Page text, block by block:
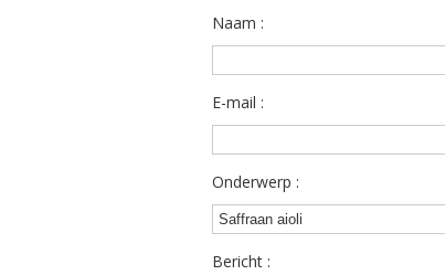
Naam :
E-mail :
Onderwerp :
Bericht :